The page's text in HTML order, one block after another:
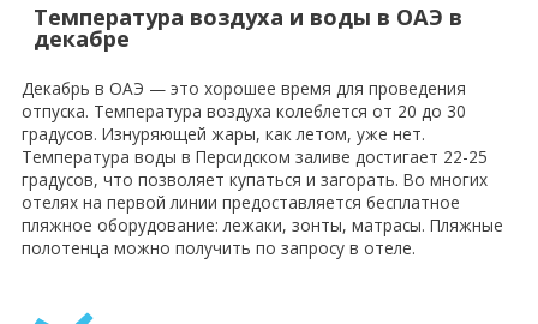
Температура воздуха и воды в ОАЭ в
декабре
Декабрь в ОАЭ — это хорошее время для проведения
отпуска. Температура воздуха колеблется от 20 до 30
градусов. Изнуряющей жары, как летом, уже нет.
Температура воды в Персидском заливе достигает 22-25
градусов, что позволяет купаться и загорать. Во многих
отелях на первой линии предоставляется бесплатное
пляжное оборудование: лежаки, зонты, матрасы. Пляжные
полотенца можно получить по запросу в отеле.